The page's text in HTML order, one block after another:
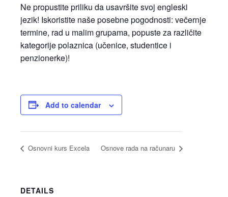
Ne propustite priliku da usavršite svoj engleski
jezik! Iskoristite naše posebne pogodnosti: večernje
termine, rad u malim grupama, popuste za različite
kategorije polaznica (učenice, studentice i
penzionerke)!
Add to calendar
DETAILS
Osnovni kurs Excela Osnove rada na računaru